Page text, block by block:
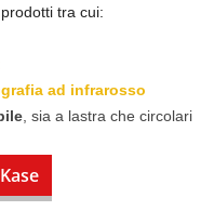
tra cui:
ad infrarosso
, sia a lastra che circolari